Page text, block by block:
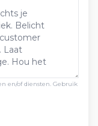
en/of diensten. Gebruik